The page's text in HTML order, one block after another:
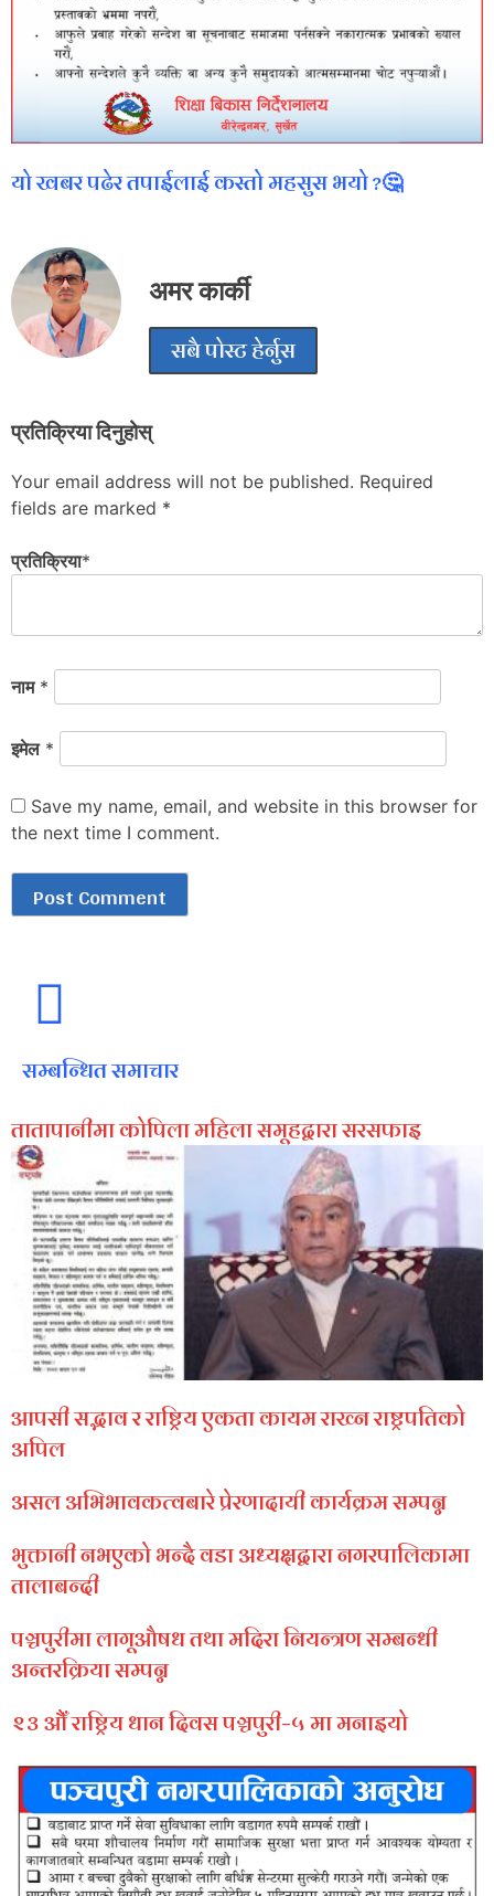
यो खबर पढेर तपाईलाई कस्तो महसुस भयो ?🤔
अमर कार्की
सबै पोस्ट हेर्नुस
प्रतिक्रिया दिनुहोस्
Your email address will not be published. Required
fields are marked *
प्रतिक्रिया*
नाम *
इमेल *
Save my name, email, and website in this browser for
the next time I comment.
सम्बन्धित समाचार
तातापानीमा कोपिला महिला समूहद्वारा सरसफाइ
आपसी सद्भाव र राष्ट्रिय एकता कायम राख्न राष्ट्रपतिको
अपिल
असल अभिभावकत्वबारे प्रेरणादायी कार्यक्रम सम्पन्न
भुक्तानी नभएको भन्दै वडा अध्यक्षद्वारा नगरपालिकामा
तालाबन्दी
पञ्चपुरीमा लागूऔषध तथा मदिरा नियन्त्रण सम्बन्धी
अन्तरक्रिया सम्पन्न
२३ औँ राष्ट्रिय धान दिवस पञ्चपुरी–५ मा मनाइयाे